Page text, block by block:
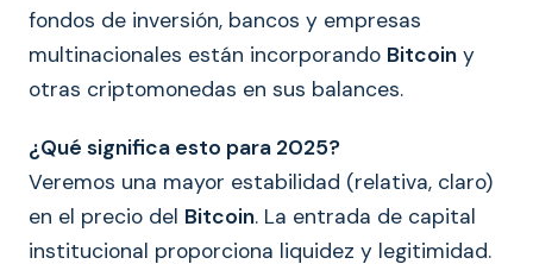
fondos de inversión, bancos y empresas
multinacionales están incorporando Bitcoin y
otras criptomonedas en sus balances.
¿Qué significa esto para 2025?
Veremos una mayor estabilidad (relativa, claro)
en el precio del Bitcoin. La entrada de capital
institucional proporciona liquidez y legitimidad.